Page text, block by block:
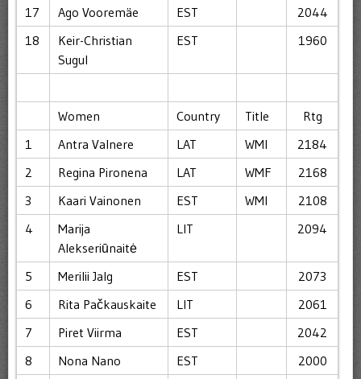
17
Ago Vooremäe EST
2044
18
Keir-Christian
Sugul
EST 1960
Women Country Title
Rtg
1
Antra Valnere LAT WMI
2184
2
Regina Pironena LAT WMF
2168
3
Kaari Vainonen EST WMI
2108
4
Marija
Alekseriūnaitė
LIT 2094
5 Merilii Jalg EST
2073
6
Rita Pačkauskaite LIT
2061
7
Piret Viirma EST
2042
8
Nona Nano EST
2000